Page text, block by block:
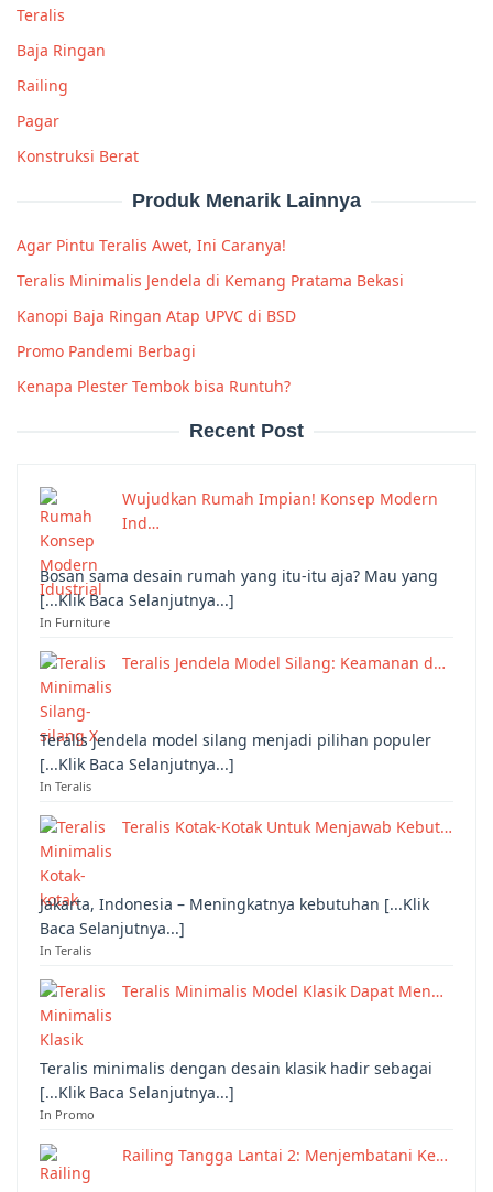
Teralis
Baja Ringan
Railing
Pagar
Konstruksi Berat
Produk Menarik Lainnya
Agar Pintu Teralis Awet, Ini Caranya!
Teralis Minimalis Jendela di Kemang Pratama Bekasi
Kanopi Baja Ringan Atap UPVC di BSD
Promo Pandemi Berbagi
Kenapa Plester Tembok bisa Runtuh?
Recent Post
Wujudkan Rumah Impian! Konsep Modern
Ind…
Bosan sama desain rumah yang itu-itu aja? Mau yang
[...Klik Baca Selanjutnya...]
In Furniture
Teralis Jendela Model Silang: Keamanan d…
Teralis jendela model silang menjadi pilihan populer
[...Klik Baca Selanjutnya...]
In Teralis
Teralis Kotak-Kotak Untuk Menjawab Kebut…
Jakarta, Indonesia – Meningkatnya kebutuhan [...Klik
Baca Selanjutnya...]
In Teralis
Teralis Minimalis Model Klasik Dapat Men…
Teralis minimalis dengan desain klasik hadir sebagai
[...Klik Baca Selanjutnya...]
In Promo
Railing Tangga Lantai 2: Menjembatani Ke…